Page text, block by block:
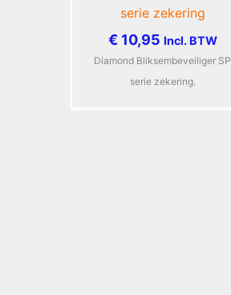
serie zekering
€10,95 Incl. BTW
Diamond Bliksembeveiliger SP
serie zekering.